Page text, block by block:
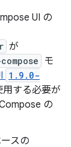
UI の
が
モ
1.9.0-
する必要が
の
スの